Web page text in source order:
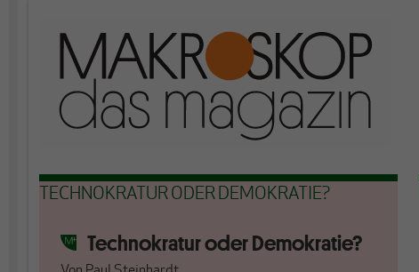
TECHNOKRATUR ODER DEMOKRATIE?
Technokratur oder Demokratie?